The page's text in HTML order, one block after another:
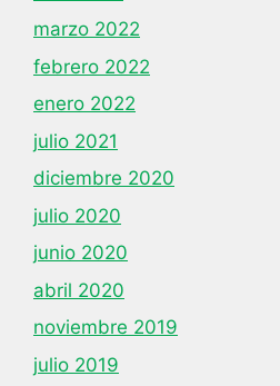
marzo 2022
febrero 2022
enero 2022
julio 2021
diciembre 2020
julio 2020
junio 2020
abril 2020
noviembre 2019
julio 2019